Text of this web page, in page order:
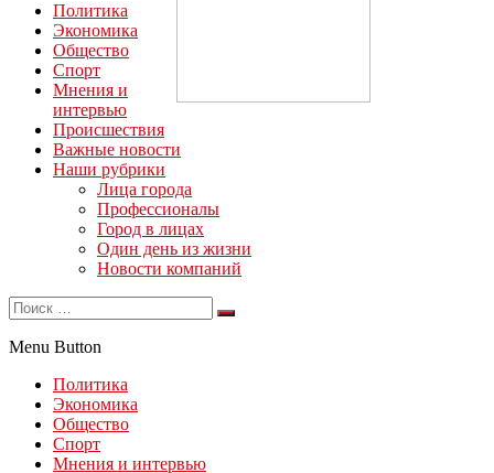
Политика
Экономика
Общество
Спорт
Мнения и
интервью
Происшествия
Важные новости
Наши рубрики
Лица города
Профессионалы
Город в лицах
Один день из жизни
Новости компаний
Menu Button
Политика
Экономика
Общество
Спорт
Мнения и интервью